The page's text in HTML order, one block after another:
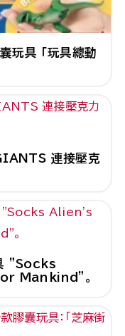
玩具 「玩具總動
連接壓克
"Socks
Mankind"。